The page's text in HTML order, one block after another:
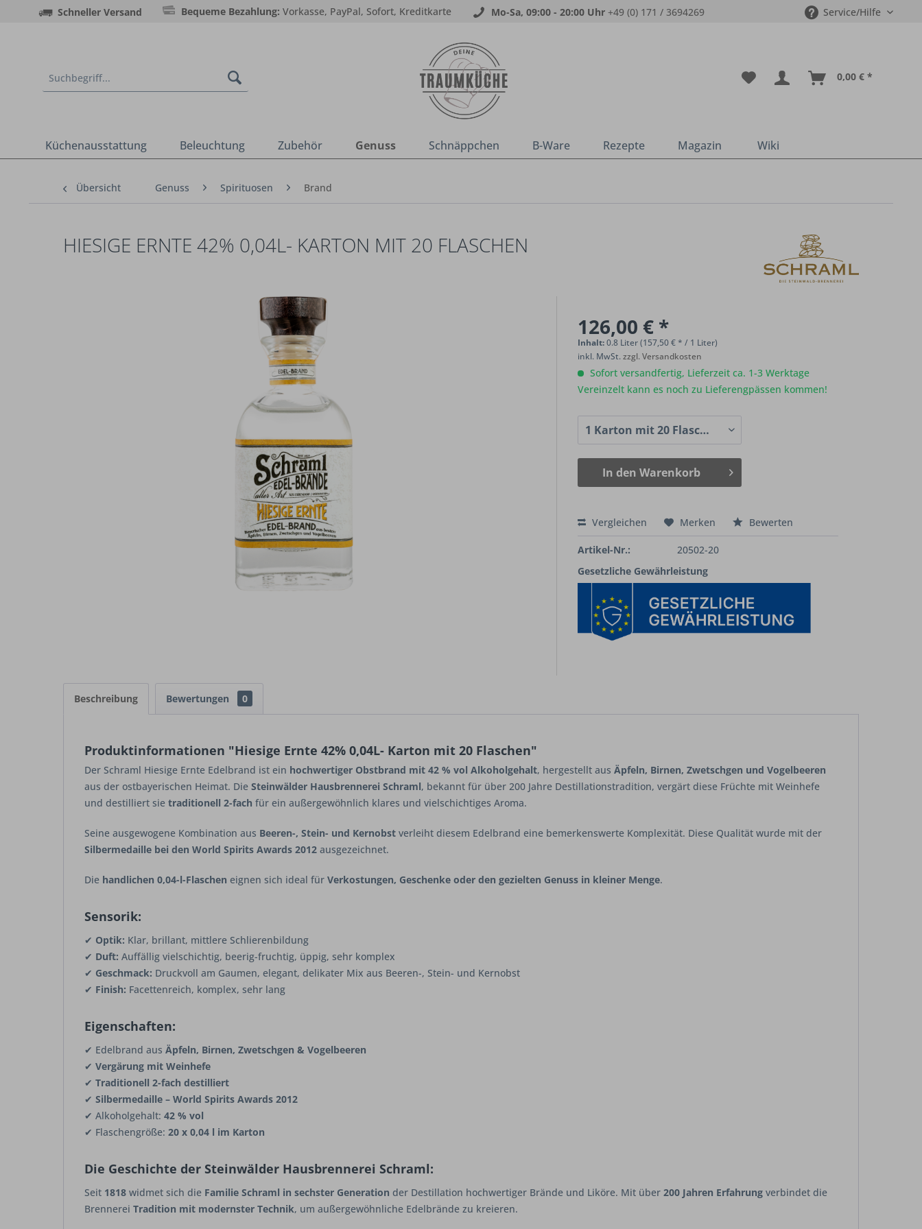
Schneller Versand Bequeme Bezahlung: Vorkasse, PayPal, Sofort, Kreditkarte Mo-Sa, 09:00 - 20:00 Uhr +49 (0) 171 / 3694269 Service/Hilfe
0,00 € *
Küchenausstattung Beleuchtung Zubehör Genuss Schnäppchen B-Ware Rezepte Magazin Wiki
Übersicht Genuss Spirituosen Brand
HIESIGE ERNTE 42% 0,04L- KARTON MIT 20 FLASCHEN
126,00 € *
Inhalt:0.8 Liter (157,50 € * / 1 Liter)
inkl. MwSt.zzgl. Versandkosten
Sofort versandfertig, Lieferzeit ca. 1-3 Werktage
Vereinzelt kann es noch zu Lieferengpässen kommen!
In den Warenkorb
Vergleichen Merken Bewerten
Artikel-Nr.:
20502-20
Gesetzliche Gewährleistung
Beschreibung Bewertungen 0
Produktinformationen "Hiesige Ernte 42% 0,04L- Karton mit 20 Flaschen"
Der Schraml Hiesige Ernte Edelbrand ist ein hochwertiger Obstbrand mit 42 % vol Alkoholgehalt, hergestellt aus Äpfeln, Birnen, Zwetschgen und Vogelbeeren
aus der ostbayerischen Heimat. Die Steinwälder Hausbrennerei Schraml, bekannt für über 200 Jahre Destillationstradition, vergärt diese Früchte mit Weinhefe
und destilliert sie traditionell 2-fach für ein außergewöhnlich klares und vielschichtiges Aroma.
Seine ausgewogene Kombination aus Beeren-, Stein- und Kernobst verleiht diesem Edelbrand eine bemerkenswerte Komplexität. Diese Qualität wurde mit der
Silbermedaille bei den World Spirits Awards 2012 ausgezeichnet.
Die handlichen 0,04-l-Flaschen eignen sich ideal für Verkostungen, Geschenke oder den gezielten Genuss in kleiner Menge.
Sensorik:
✔ Optik: Klar, brillant, mittlere Schlierenbildung
✔ Duft: Auffällig vielschichtig, beerig-fruchtig, üppig, sehr komplex
✔ Geschmack: Druckvoll am Gaumen, elegant, delikater Mix aus Beeren-, Stein- und Kernobst
✔ Finish: Facettenreich, komplex, sehr lang
Eigenschaften:
✔ Edelbrand aus Äpfeln, Birnen, Zwetschgen & Vogelbeeren
✔ Vergärung mit Weinhefe
✔ Traditionell 2-fach destilliert
✔ Silbermedaille – World Spirits Awards 2012
✔ Alkoholgehalt: 42 % vol
✔ Flaschengröße: 20 x 0,04 l im Karton
Die Geschichte der Steinwälder Hausbrennerei Schraml:
Seit 1818 widmet sich die Familie Schraml in sechster Generation der Destillation hochwertiger Brände und Liköre. Mit über 200 Jahren Erfahrung verbindet die
Brennerei Tradition mit modernster Technik, um außergewöhnliche Edelbrände zu kreieren.